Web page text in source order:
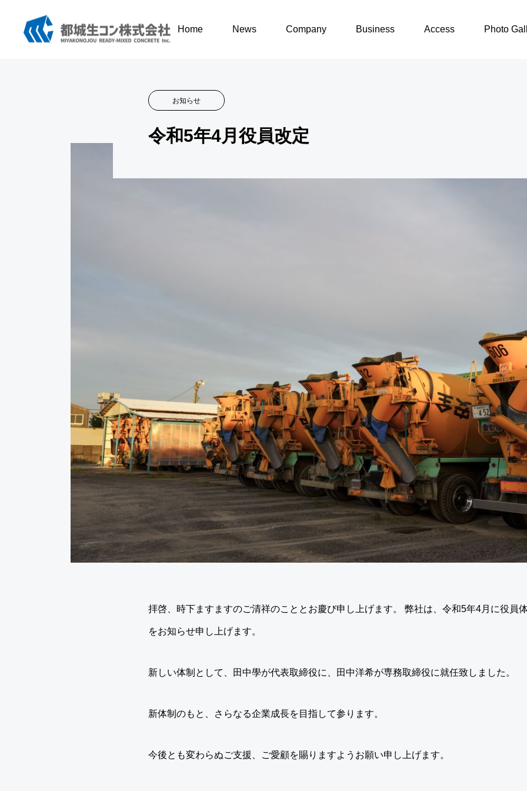
Home News Company Business Access Photo
News お知らせ 令和5年4月役員改定
お知らせ
令和5年4月役員改定
拝啓、時下ますますのご清祥のこととお慶び申し上げます。 弊社は、令和5年4月に役員
をお知らせ申し上げます。
新しい体制として、田中學が代表取締役に、田中洋希が専務取締役に就任致しました。
新体制のもと、さらなる企業成長を目指して参ります。
今後とも変わらぬご支援、ご愛顧を賜りますようお願い申し上げます。